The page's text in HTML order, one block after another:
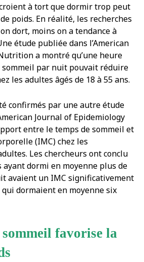
à tort que dormir trop peut
poids. En réalité, les recherches
dort, moins on a tendance à
étude publiée dans l’American
a montré qu’une heure
par nuit pouvait réduire
les adultes âgés de 18 à 55 ans.
confirmés par une autre étude
Journal of Epidemiology
entre le temps de sommeil et
(IMC) chez les
Les chercheurs ont conclu
ayant dormi en moyenne plus de
avaient un IMC significativement
dormaient en moyenne six
favorise la